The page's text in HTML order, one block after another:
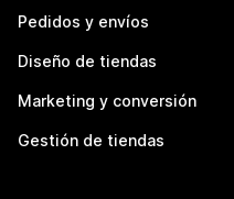
Pedidos y envíos
Diseño de tiendas
Marketing y conversión
Gestión de tiendas